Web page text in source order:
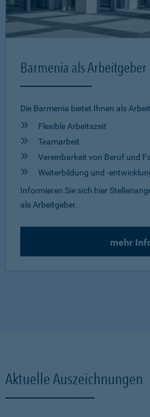
Barmenia als Arbeitgeber
Die Barmenia bietet Ihnen als
Flexible Arbeitszeit
Teamarbeit
Vereinbarkeit von Beruf und
Weiterbildung und -
Informieren Sie sich hier
als Arbeitgeber.
mehr
Aktuelle Auszeichnungen